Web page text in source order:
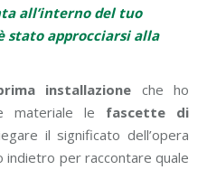
all’interno del tuo
stato approcciarsi alla
installazione che ho
materiale le fascette di
il significato dell’opera
indietro per raccontare quale